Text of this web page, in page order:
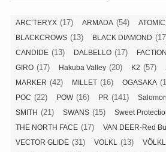
ARC’TERYX (17) ARMADA (54) ATOMIC
BLACKCROWS (13) BLACK DIAMOND
CANDIDE (13) DALBELLO (17) FACTION
GIRO (17) Hakuba Valley (20) K2 (57)
MARKER (42) MILLET (16) OGASAKA
POC (22) POW(16) PR (141) Salomon
SMITH (21) SWANS (15) Sweet
THE NORTH FACE (17) VAN DEER-Red
VECTOR GLIDE (31) VOLKL (13) VÖLKL